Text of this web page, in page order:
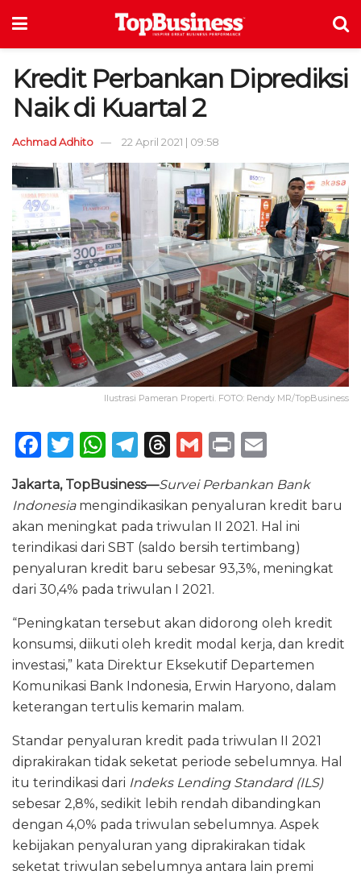
Kredit Perbankan Diprediksi
Naik di Kuartal 2
Achmad Adhito 22 April 2021 | 09:58
Ilustrasi Pameran Properti. FOTO: Rendy MR/TopBusiness
F
c
e
b
o
o
k
T
w
it
te
r
W
h
a
ts
A
p
p
T
e
g
ra
m
T
re
a
d
s
G
ai
l
P
n
t
ai
l
Jakarta, TopBusiness—Survei Perbankan Bank
Indonesiamengindikasikan penyaluran kredit baru
akan meningkat pada triwulan II 2021. Hal ini
terindikasi dari SBT (saldo bersih tertimbang)
penyaluran kredit baru sebesar 93,3%, meningkat
dari 30,4% pada triwulan I 2021.
“Peningkatan tersebut akan didorong oleh kredit
konsumsi, diikuti oleh kredit modal kerja, dan kredit
investasi,” kata Direktur Eksekutif Departemen
Komunikasi Bank Indonesia, Erwin Haryono, dalam
keterangan tertulis kemarin malam.
Standar penyaluran kredit pada triwulan II 2021
diprakirakan tidak seketat periode sebelumnya. Hal
itu terindikasi dari Indeks Lending Standard (ILS)
sebesar 2,8%, sedikit lebih rendah dibandingkan
dengan 4,0% pada triwulan sebelumnya. Aspek
kebijakan penyaluran yang diprakirakan tidak
seketat triwulan sebelumnya antara lain premi